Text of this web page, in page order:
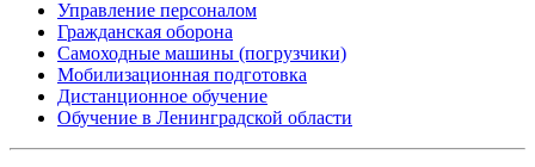
Управление персоналом
Гражданская оборона
Самоходные машины (погрузчики)
Мобилизационная подготовка
Дистанционное обучение
Обучение в Ленинградской области